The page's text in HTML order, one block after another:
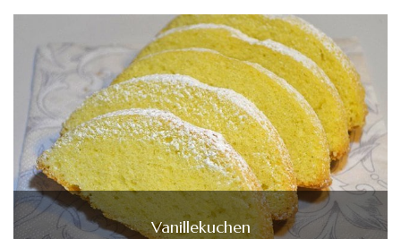
Vanillekuchen